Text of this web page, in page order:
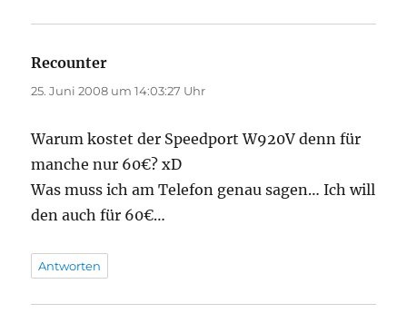
Recounter
25. Juni 2008 um 14:03:27 Uhr
Warum kostet der Speedport W920V denn für
manche nur 60€? xD
Was muss ich am Telefon genau sagen… Ich will
den auch für 60€…
Antworten